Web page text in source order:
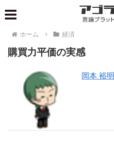
ホーム 経済
購買力平価の実感
岡本 裕明